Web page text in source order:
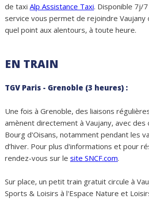
de taxi Alp Assistance Taxi. Disponible 7j/
service vous permet de rejoindre Vaujany
quel point aux alentours, à toute heure.
EN TRAIN
TGV Paris - Grenoble (3 heures) :
Une fois à Grenoble, des liaisons
amènent directement à Vaujany, avec des
Bourg d'Oisans, notamment pendant les
d’hiver. Pour plus d'informations et pour
rendez-vous sur le site SNCF.com.
Sur place, un petit train gratuit circule à
Sports & Loisirs à l'Espace Nature et